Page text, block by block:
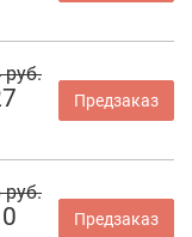
руб.
Предзаказ
руб.
Предзаказ